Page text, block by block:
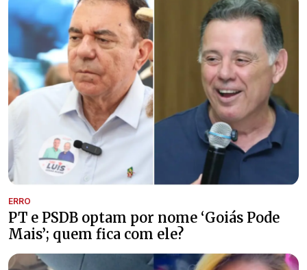
ERRO
PT e PSDB optam por nome ‘Goiás Pode
Mais’; quem fica com ele?